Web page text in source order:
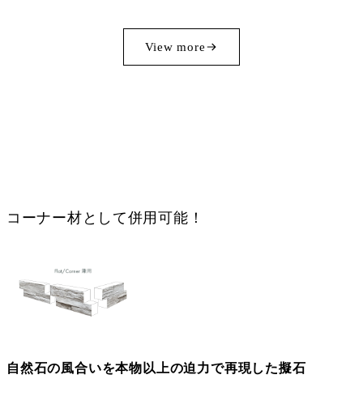
View more
コーナー材として併用可能！
自然石の風合いを本物以上の迫力で再現した擬石